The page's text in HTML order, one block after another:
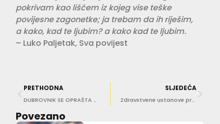
pokrivam kao lišćem iz kojeg vise teške
povijesne zagonetke; ja trebam da ih riješim,
a kako, kad te ljubim? a kako kad te ljubim.
– Luko Paljetak, Sva povijest
PRETHODNA
DUBROVNIK SE OPRAŠTA OD GOSPARA LUKA ‘Vratio se u svoj svijet, sav od snova, mašte i igre…’
SLJEDEĆA
Zdravstvene ustanove pregovarat će s HZZO-om o cijenama usluga
Povezano